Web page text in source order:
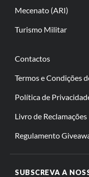
Mecenato (ARI)
Turismo Militar
Contactos
Termos e Condições
Política de
Livro de Reclamações
Regulamento
SUBSCREVA A